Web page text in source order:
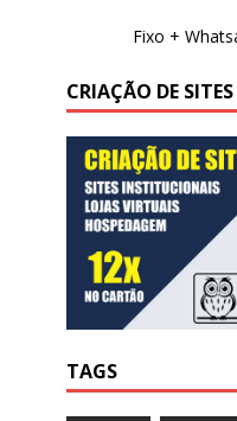
Fixo +
CRIAÇÃO DE SITES
TAGS